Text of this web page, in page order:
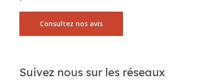
Consultez nos avis
Suivez nous sur les réseaux